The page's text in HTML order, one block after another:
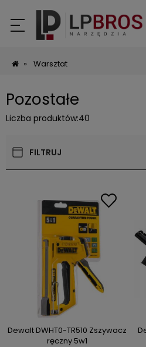
» Warsztat
Pozostałe
Liczba produktów:40
FILTRUJ
Dewalt DWHT0-TR510 Zszywacz
ręczny 5w1